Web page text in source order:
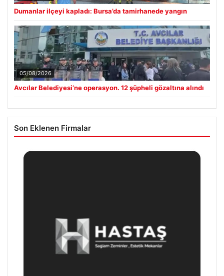
Dumanlar ilçeyi kapladı: Bursa’da tamirhanede yangın
05/08/2026
Avcılar Belediyesi’ne operasyon. 12 şüpheli gözaltına alındı
Son Eklenen Firmalar